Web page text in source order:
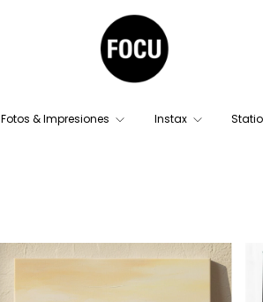
Fotos & Impresiones Instax